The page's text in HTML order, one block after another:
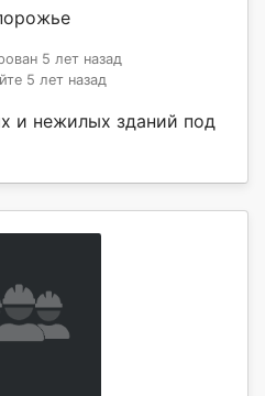
5 лет назад
5 лет назад
и нежилых зданий под